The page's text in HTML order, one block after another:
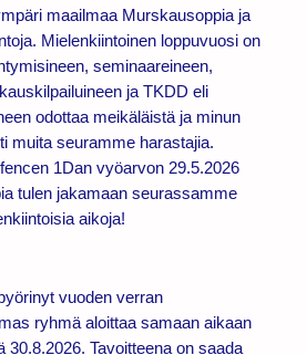
maailmaa Murskausoppia ja
Mielenkiintoinen loppuvuosi on
seminaareineen,
ja TKDD eli
odottaa meikäläistä ja minun
muita seuramme harastajia.
1Dan vyöarvon 29.5.2026
tulen jakamaan seurassamme
aikoja!
vuoden verran
ryhmä aloittaa samaan aikaan
Tavoitteena on saada